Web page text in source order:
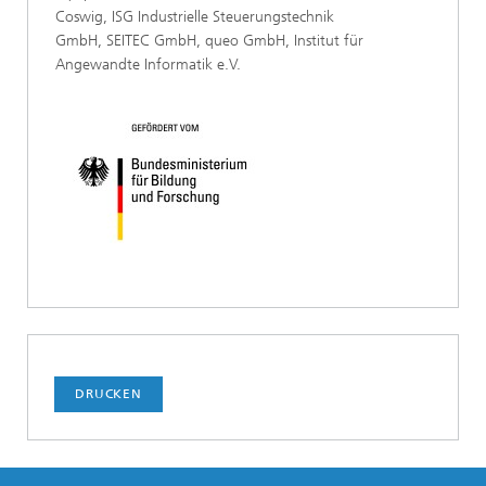
Coswig, ISG Industrielle Steuerungstechnik
GmbH, SEITEC GmbH, queo GmbH, Institut für
Angewandte Informatik e.V.
DRUCKEN